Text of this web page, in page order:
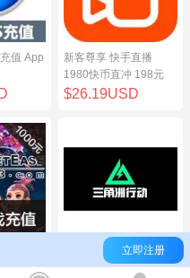
值 App
中国
新客尊享 快手直播
1980快币直冲 198元
$26.19USD
(可直
卡通
三角洲行动（腾讯国
服）
立即注册